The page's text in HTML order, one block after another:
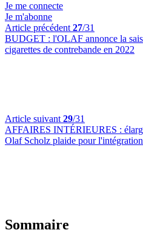
Je me connecte
Je m'abonne
Article précédent 27/31
BUDGET : l'OLAF annonce la
cigarettes de contrebande en 2022
Article suivant 29/31
AFFAIRES INTÉRIEURES :
Olaf Scholz plaide pour
Sommaire